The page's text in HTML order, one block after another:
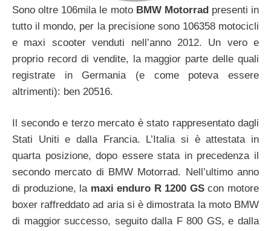
Sono oltre 106mila le moto BMW Motorradpresenti in
tutto il mondo, per la precisione sono 106358 motocicli
e maxi scooter venduti nell’anno 2012. Un vero e
proprio record di vendite, la maggior parte delle quali
registrate in Germania (e come poteva essere
altrimenti): ben 20516.
Il secondo e terzo mercato è stato rappresentato dagli
Stati Uniti e dalla Francia. L’Italia si è attestata in
quarta posizione, dopo essere stata in precedenza il
secondo mercato di BMW Motorrad. Nell’ultimo anno
di produzione, la maxi enduro R 1200 GScon motore
boxer raffreddato ad aria si è dimostrata la moto BMW
di maggior successo, seguito dalla F 800 GS, e dalla